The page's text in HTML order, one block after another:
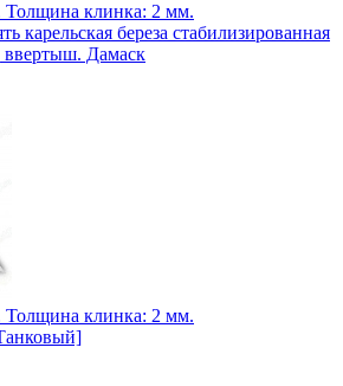
Толщина клинка: 2 мм.
карельская береза стабилизированная
Дамаск
Толщина клинка: 2 мм.